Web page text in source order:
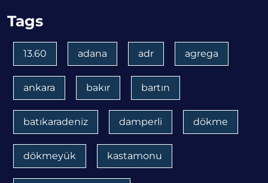
Tags
13.60 adana adr agrega
ankara bakır bartın
batıkaradeniz damperli dökme
dökmeyük kastamonu